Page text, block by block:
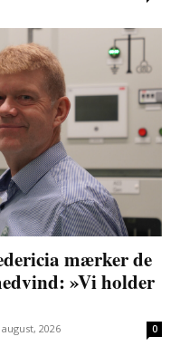
mærker de
»Vi holder
august, 2026 0